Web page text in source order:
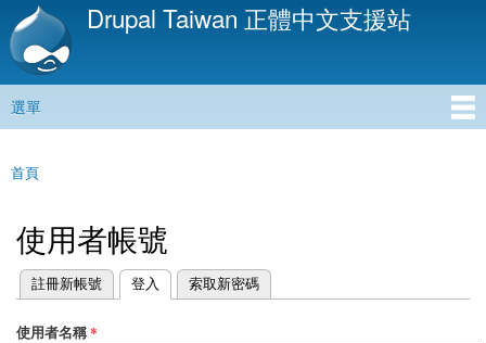
移
內
Drupal Taiwan 正體中文支援站
主選單
選單
您在這裡
首頁
使用者帳號
主要索引標籤
註冊新帳號 登入
(作用中頁籤) 索取新密碼
使用者名稱*